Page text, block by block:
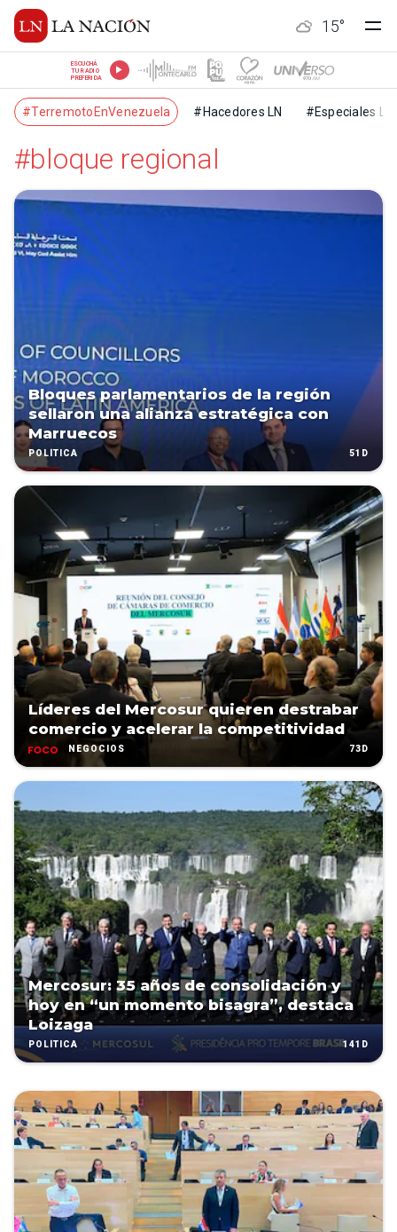
15°
ESCUCHÁ
TU RADIO
PREFERIDA
#TerremotoEnVenezuela #Hacedores LN #Especiales LN
#bloque regional
Bloques parlamentarios de la región
sellaron una alianza estratégica con
Marruecos
POLÍTICA 51D
Líderes del Mercosur quieren destrabar
comercio y acelerar la competitividad
NEGOCIOS 73D
Mercosur: 35 años de consolidación y
hoy en “un momento bisagra”, destaca
Loizaga
POLÍTICA 141D